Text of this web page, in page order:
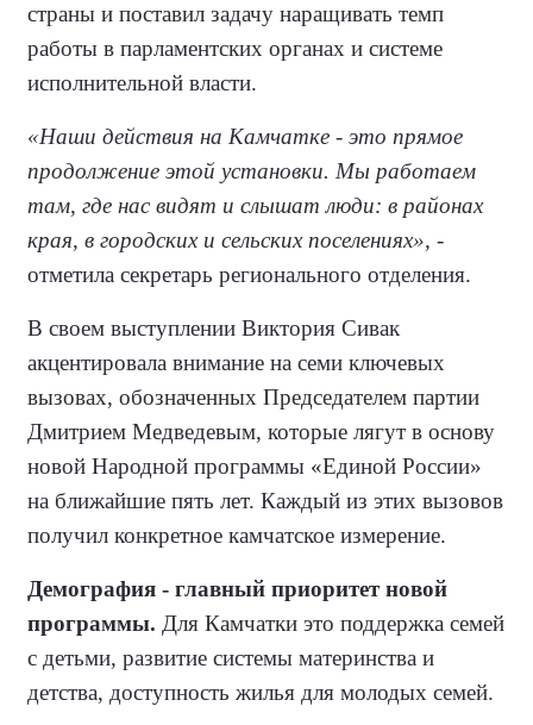
страны и поставил задачу наращивать темп
работы в парламентских органах и системе
исполнительной власти.
«Наши действия на Камчатке - это прямое
продолжение этой установки. Мы работаем
там, где нас видят и слышат люди: в районах
края, в городских и сельских поселениях», -
отметила секретарь регионального отделения.
В своем выступлении Виктория Сивак
акцентировала внимание на семи ключевых
вызовах, обозначенных Председателем партии
Дмитрием Медведевым, которые лягут в основу
новой Народной программы «Единой России»
на ближайшие пять лет. Каждый из этих вызовов
получил конкретное камчатское измерение.
Демография - главный приоритет новой
программы. Для Камчатки это поддержка семей
с детьми, развитие системы материнства и
детства, доступность жилья для молодых семей.